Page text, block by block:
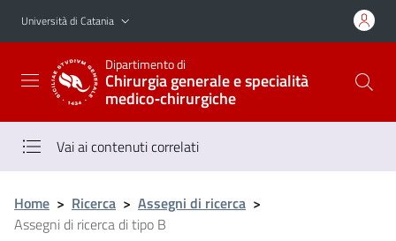
Vai al contenuto principale
Vai al menu di navigazione
Università di Catania
Dipartimento di
Chirurgia generale e specialità
medico‑chirurgiche
Vai ai contenuti correlati
Home > Ricerca > Assegni di ricerca >
Assegni di ricerca di tipo B